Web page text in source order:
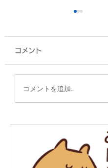
A4フラットトート/
本工業 様
コメント
コメントを追加…